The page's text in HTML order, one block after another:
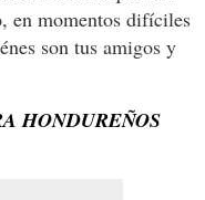
en momentos difíciles
son tus amigos y
HONDUREÑOS